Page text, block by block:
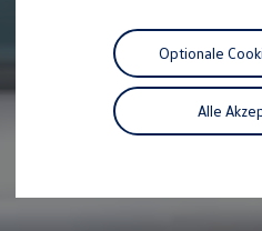
California App
California Lifestyle &
Übernachten im
Unternehmen
Karriere
Nachhaltigkeit
Alle
Optionale